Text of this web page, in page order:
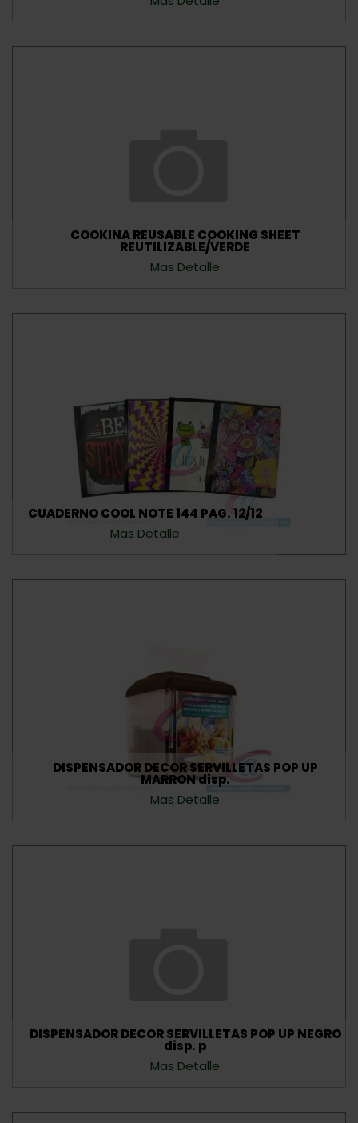
COOKINA REUSABLE COOKING SHEET
REUTILIZABLE/VERDE
Mas Detalle
CUADERNO COOL NOTE 144 PAG. 12/12
Mas Detalle
DISPENSADOR DECOR SERVILLETAS POP UP
MARRON disp.
Mas Detalle
DISPENSADOR DECOR SERVILLETAS POP UP NEGRO
disp. p
Mas Detalle